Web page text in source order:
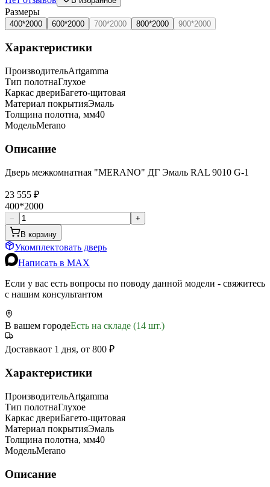
Размеры
400*2000 600*2000 700*2000 800*2000 900*2000
Характеристики
ПроизводительArtgamma
Тип полотнаГлухое
Каркас двериБагето-щитовая
Материал покрытияЭмаль
Толщина полотна, мм40
МодельMerano
Описание
Дверь межкомнатная "MERANO" ДГ Эмаль RAL 9010 G-1
23 555 ₽
400*2000
−
+
В корзину
Укомплектовать дверь
Написать в MAX
Если у вас есть вопросы по поводу данной модели - свяжитесь
с нашим консультантом
В вашем городеЕсть на складе (14 шт.)
Доставкаот 1 дня, от 800 ₽
Характеристики
ПроизводительArtgamma
Тип полотнаГлухое
Каркас двериБагето-щитовая
Материал покрытияЭмаль
Толщина полотна, мм40
МодельMerano
Описание